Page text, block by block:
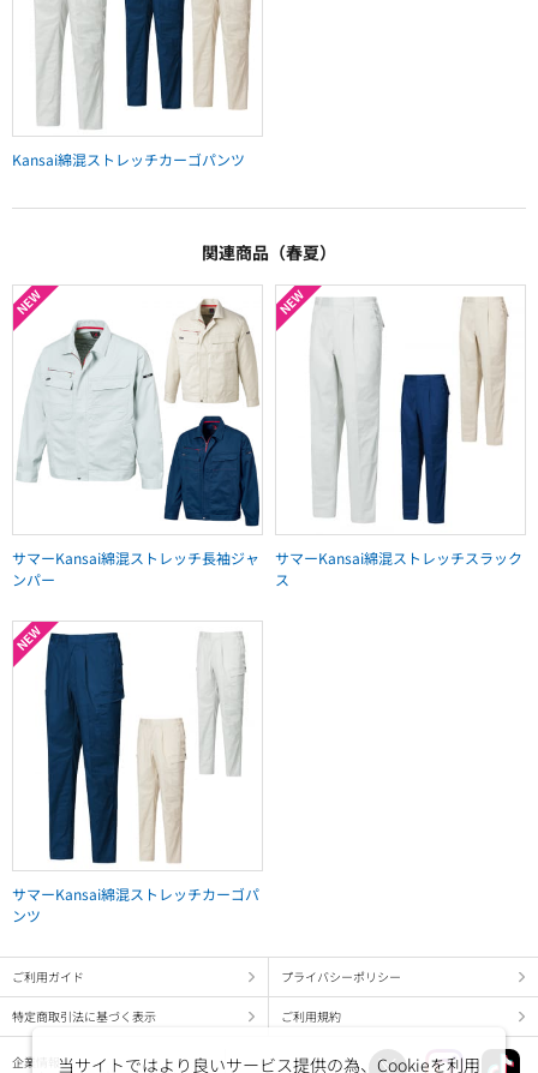
Kansai綿混ストレッチカーゴパンツ
関連商品（春夏）
サマーKansai綿混ストレッチ長袖ジャ
ンパー
サマーKansai綿混ストレッチスラック
ス
サマーKansai綿混ストレッチカーゴパ
ンツ
ご利用ガイド プライバシーポリシー
特定商取引法に基づく表示 ご利用規約
企業情報 当サイトではより良いサービス提供の為、Cookieを利用